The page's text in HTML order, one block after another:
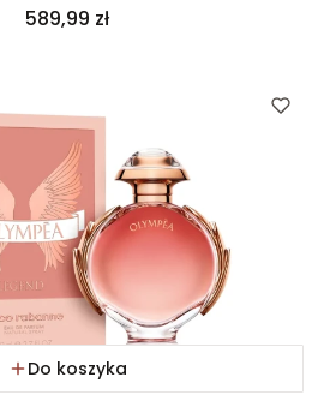
Cena
589,99 zł
Do koszyka